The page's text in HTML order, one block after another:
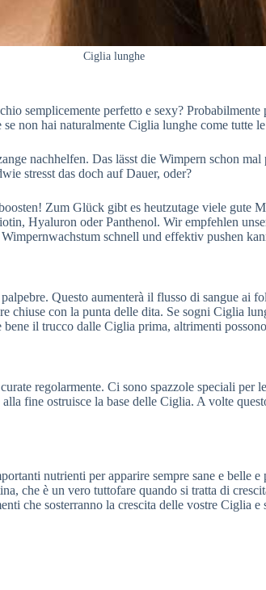
Ciglia lunghe
semplicemente perfetto e sexy?
non hai naturalmente Ciglia lunghe come tutte
nachhelfen. Das lässt die Wimpern schon
stresst das doch auf Dauer, oder?
Zum Glück gibt es heutzutage viele gute
Hyaluron oder Panthenol. Wir empfehlen
schnell und effektiv pushen
Questo aumenterà il flusso di sangue
chiuse con la punta delle dita. Se sogni Ciglia
il trucco dalle Ciglia prima, altrimenti
regolarmente. Ci sono spazzole speciali
fine ostruisce la base delle Ciglia. A volte
nutrienti per apparire sempre sane e belle
che è un vero tuttofare quando si tratta di
che sosterranno la crescita delle vostre Ciglia